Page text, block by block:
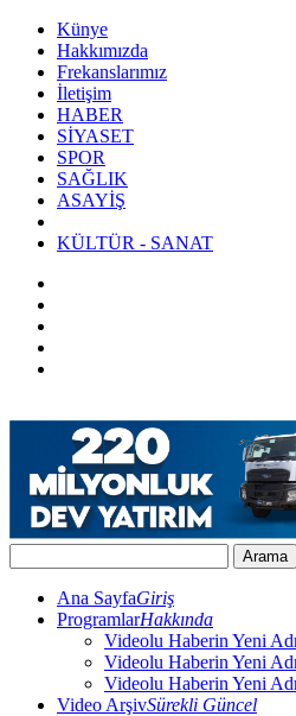
Künye
Hakkımızda
Frekanslarımız
İletişim
HABER
SİYASET
SPOR
SAĞLIK
ASAYİŞ
KÜLTÜR - SANAT
Ana SayfaGiriş
ProgramlarHakkında
Videolu Haberin Yeni
Videolu Haberin Yeni
Videolu Haberin Yeni
Video ArşivSürekli Güncel